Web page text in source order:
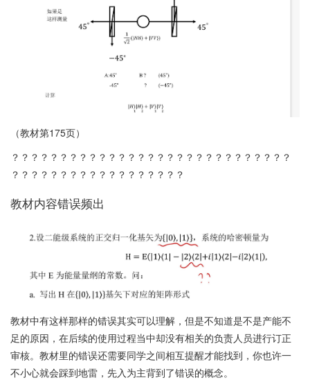
（教材第175页）
？？？？？？？？？？？？？？？？？？？？？？？？？？？？？
？？？？？？？？？？？？？？？？？？
教材内容错误频出
教材中有这样那样的错误其实可以理解，但是不知道是不是产能不
足的原因，在后续的使用过程当中却没有相关的负责人员进行订正
审核。教材里的错误还需要同学之间相互提醒才能找到，你也许一
不小心就会踩到地雷，先入为主背到了错误的概念。